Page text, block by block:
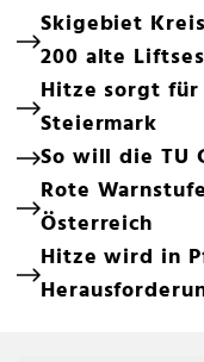
Skigebiet
200 alte
Hitze sorgt für
Steiermark
So will die TU
Rote
Österreich
Hitze wird in